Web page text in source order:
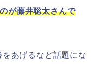
が藤井聡太さんで
あげるなど話題にな